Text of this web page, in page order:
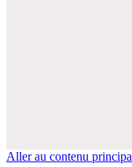
Aller au contenu